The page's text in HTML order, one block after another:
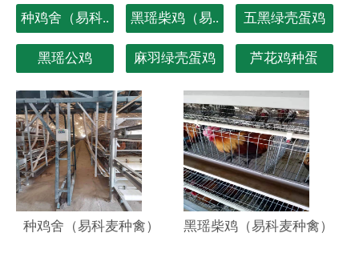
种鸡舍（易科.. 黑瑶柴鸡（易.. 五黑绿壳蛋鸡
黑瑶公鸡 麻羽绿壳蛋鸡 芦花鸡种蛋
种鸡舍（易科麦种禽） 黑瑶柴鸡（易科麦种禽）